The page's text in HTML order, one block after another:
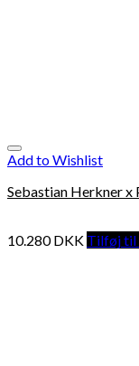
Add to Wishlist
Sebastian Herkner x
10.280DKK Tilføj til